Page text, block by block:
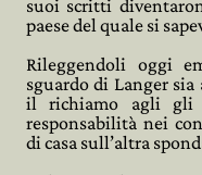
suoi scritti
paese del quale si
Rileggendoli oggi
sguardo di Langer
il richiamo agli gli
responsabilità nei
di casa sull’altra